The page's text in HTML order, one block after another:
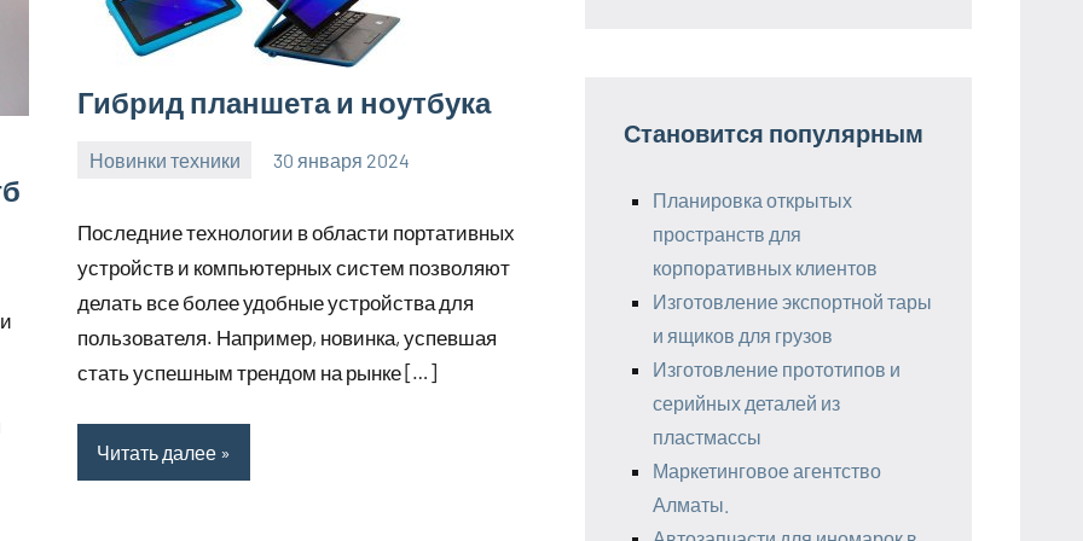
Гибрид планшета и ноутбука
Новинки техники 30 января 2024
Последние технологии в области портативных
устройств и компьютерных систем позволяют
делать все более удобные устройства для
пользователя. Например, новинка, успевшая
стать успешным трендом на рынке […]
Читать далее
Становится популярным
Планировка открытых
пространств для
корпоративных клиентов
Изготовление экспортной тары
и ящиков для грузов
Изготовление прототипов и
серийных деталей из
пластмассы
Маркетинговое агентство
Алматы.